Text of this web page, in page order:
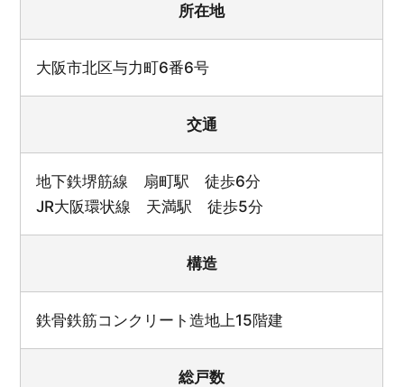
所在地
大阪市北区与力町6番6号
交通
地下鉄堺筋線 扇町駅 徒歩6分
JR大阪環状線 天満駅 徒歩5分
構造
鉄骨鉄筋コンクリート造地上15階建
総戸数